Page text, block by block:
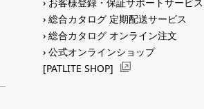
総合カタログ 定期配送サービス
総合カタログ オンライン注文
公式オンラインショップ
[PATLITE SHOP]